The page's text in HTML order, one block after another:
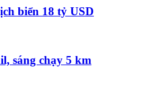
biển 18 tỷ USD
sáng chạy 5 km